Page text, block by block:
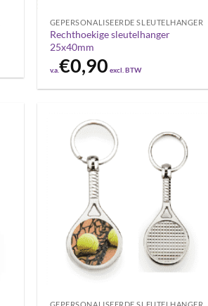
GEPERSONALISEERDE SLEUTELHANGER
Rechthoekige sleutelhanger
25x40mm
v.a.€0,90 excl. BTW